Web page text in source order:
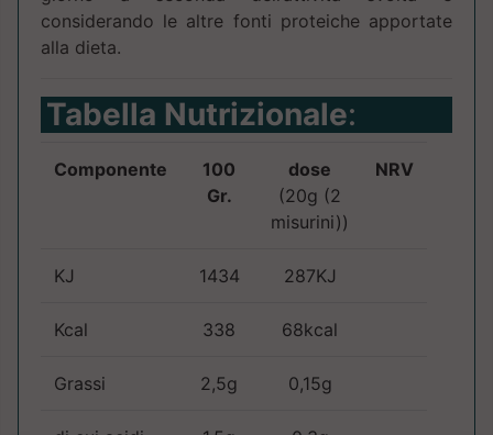
considerando le altre fonti proteiche apportate
alla dieta.
Tabella Nutrizionale:
Componente
100
Gr.
dose
(20g (2
misurini))
NRV
KJ 1434 287KJ
Kcal 338 68kcal
Grassi 2,5g 0,15g